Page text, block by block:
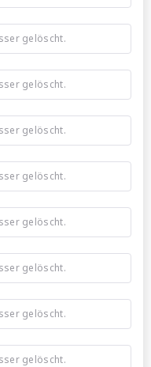
gelöscht.
gelöscht.
gelöscht.
gelöscht.
gelöscht.
gelöscht.
gelöscht.
gelöscht.